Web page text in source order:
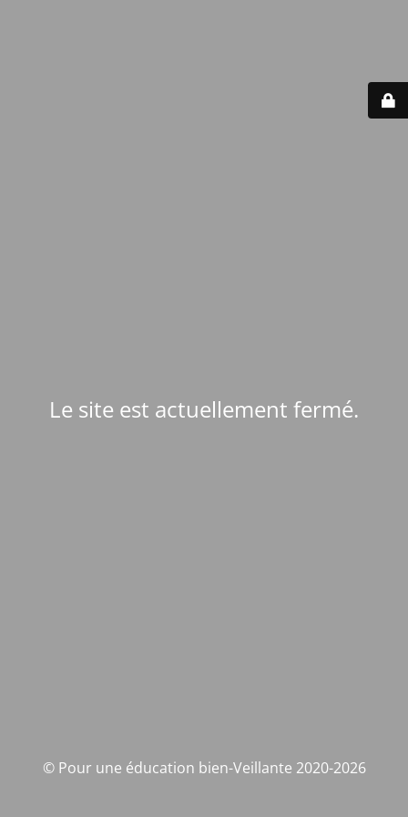
Le site est actuellement fermé.
© Pour une éducation bien-Veillante 2020-2026